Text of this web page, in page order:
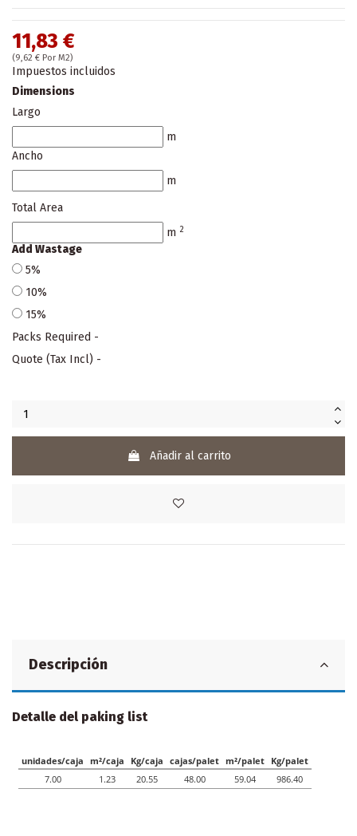
11,83 €
(9,62 € Por M2)
Impuestos incluidos
Dimensions
Largo
m
Ancho
m
Total Area
m 2
Add Wastage
5%
10%
15%
Packs Required -
Quote (Tax Incl) -
Añadir al carrito
Descripción
Detalle del paking list